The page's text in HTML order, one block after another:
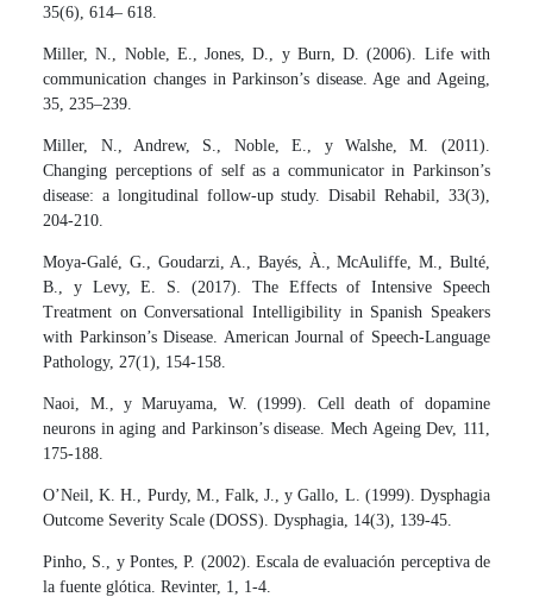
35(6), 614– 618.
Miller, N., Noble, E., Jones, D., y Burn, D. (2006). Life with
communication changes in Parkinson’s disease. Age and Ageing,
35, 235–239.
Miller, N., Andrew, S., Noble, E., y Walshe, M. (2011).
Changing perceptions of self as a communicator in Parkinson’s
disease: a longitudinal follow-up study. Disabil Rehabil, 33(3),
204-210.
Moya-Galé, G., Goudarzi, A., Bayés, À., McAuliffe, M., Bulté,
B., y Levy, E. S. (2017). The Effects of Intensive Speech
Treatment on Conversational Intelligibility in Spanish Speakers
with Parkinson’s Disease. American Journal of Speech-Language
Pathology, 27(1), 154-158.
Naoi, M., y Maruyama, W. (1999). Cell death of dopamine
neurons in aging and Parkinson’s disease. Mech Ageing Dev, 111,
175-188.
O’Neil, K. H., Purdy, M., Falk, J., y Gallo, L. (1999). Dysphagia
Outcome Severity Scale (DOSS). Dysphagia, 14(3), 139-45.
Pinho, S., y Pontes, P. (2002). Escala de evaluación perceptiva de
la fuente glótica. Revinter, 1, 1-4.